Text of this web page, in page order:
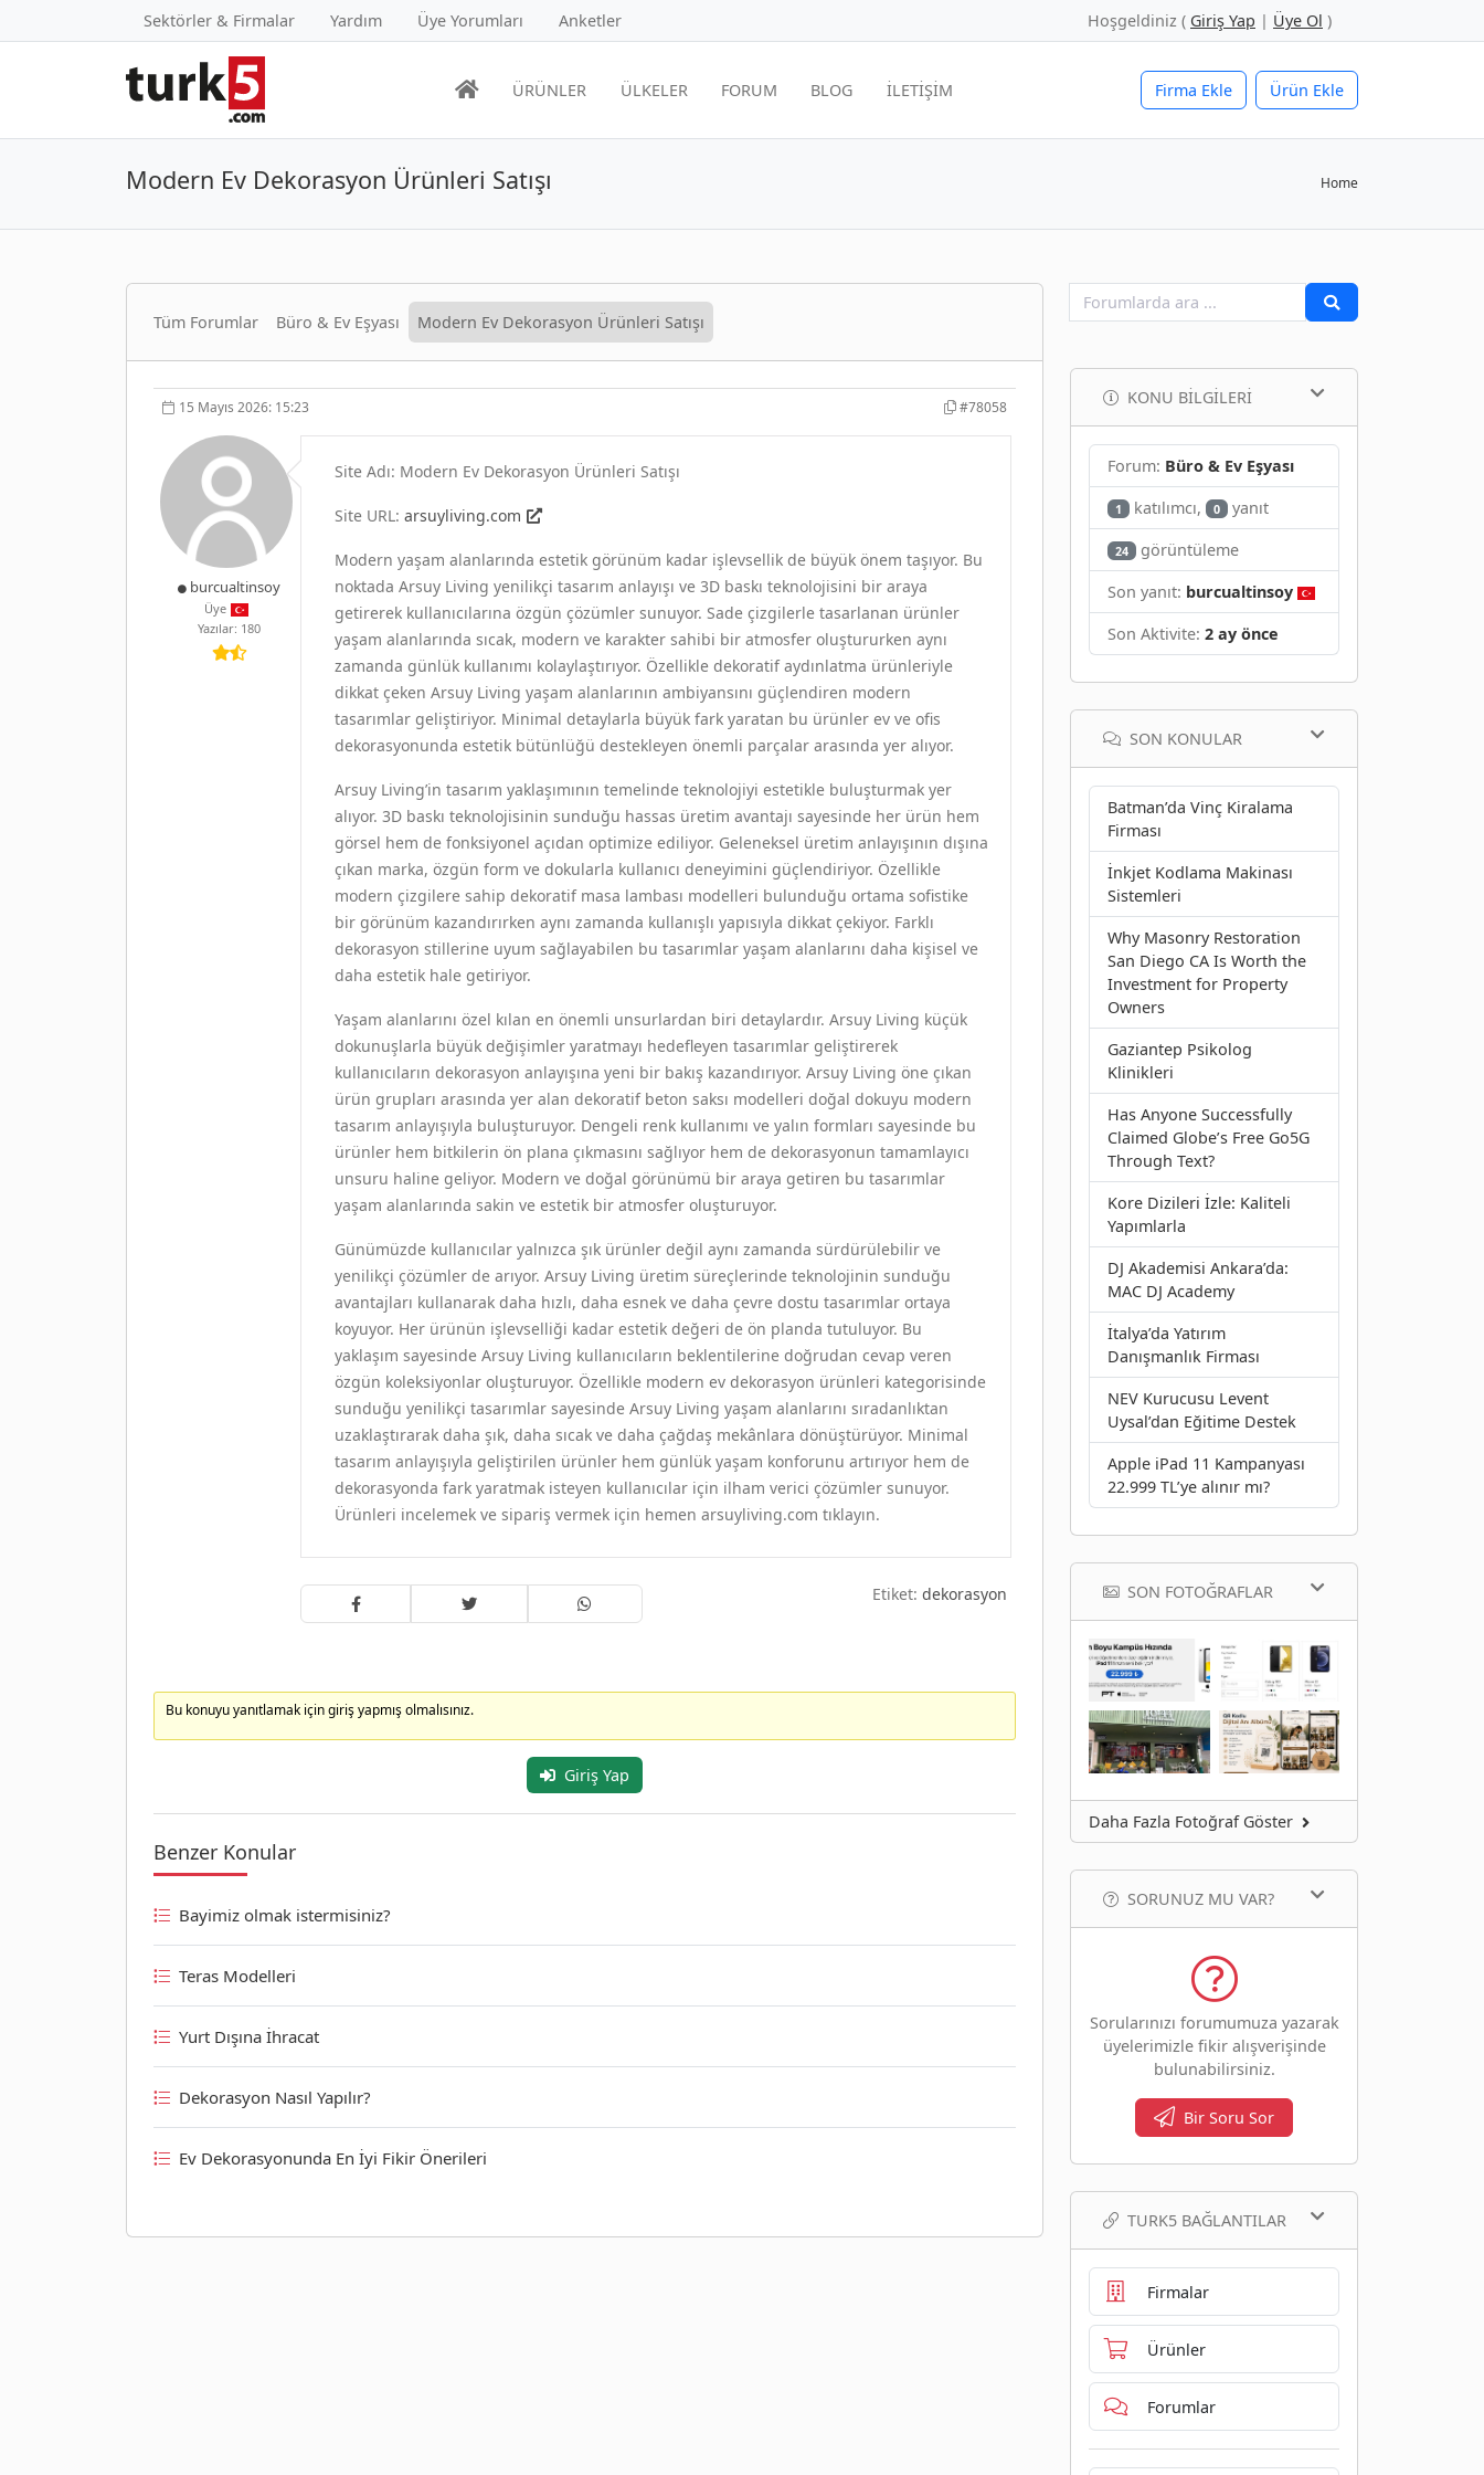
Sektörler & Firmalar Yardım Üye Yorumları Anketler Hoşgeldiniz ( Giriş Yap | Üye Ol )
Firma Ekle Ürün Ekle
ÜRÜNLER ÜLKELER FORUM BLOG İLETİŞİM
Modern Ev Dekorasyon Ürünleri Satışı Home
Tüm Forumlar Büro & Ev Eşyası Modern Ev Dekorasyon Ürünleri Satışı
15 Mayıs 2026: 15:23 #78058
burcualtinsoy
Üye
Yazılar: 180
Site Adı: Modern Ev Dekorasyon Ürünleri Satışı
Site URL: arsuyliving.com
Modern yaşam alanlarında estetik görünüm kadar işlevsellik de büyük önem taşıyor. Bu
noktada Arsuy Living yenilikçi tasarım anlayışı ve 3D baskı teknolojisini bir araya
getirerek kullanıcılarına özgün çözümler sunuyor. Sade çizgilerle tasarlanan ürünler
yaşam alanlarında sıcak, modern ve karakter sahibi bir atmosfer oluştururken aynı
zamanda günlük kullanımı kolaylaştırıyor. Özellikle dekoratif aydınlatma ürünleriyle
dikkat çeken Arsuy Living yaşam alanlarının ambiyansını güçlendiren modern
tasarımlar geliştiriyor. Minimal detaylarla büyük fark yaratan bu ürünler ev ve ofis
dekorasyonunda estetik bütünlüğü destekleyen önemli parçalar arasında yer alıyor.
Arsuy Living’in tasarım yaklaşımının temelinde teknolojiyi estetikle buluşturmak yer
alıyor. 3D baskı teknolojisinin sunduğu hassas üretim avantajı sayesinde her ürün hem
görsel hem de fonksiyonel açıdan optimize ediliyor. Geleneksel üretim anlayışının dışına
çıkan marka, özgün form ve dokularla kullanıcı deneyimini güçlendiriyor. Özellikle
modern çizgilere sahip dekoratif masa lambası modelleri bulunduğu ortama sofistike
bir görünüm kazandırırken aynı zamanda kullanışlı yapısıyla dikkat çekiyor. Farklı
dekorasyon stillerine uyum sağlayabilen bu tasarımlar yaşam alanlarını daha kişisel ve
daha estetik hale getiriyor.
Yaşam alanlarını özel kılan en önemli unsurlardan biri detaylardır. Arsuy Living küçük
dokunuşlarla büyük değişimler yaratmayı hedefleyen tasarımlar geliştirerek
kullanıcıların dekorasyon anlayışına yeni bir bakış kazandırıyor. Arsuy Living öne çıkan
ürün grupları arasında yer alan dekoratif beton saksı modelleri doğal dokuyu modern
tasarım anlayışıyla buluşturuyor. Dengeli renk kullanımı ve yalın formları sayesinde bu
ürünler hem bitkilerin ön plana çıkmasını sağlıyor hem de dekorasyonun tamamlayıcı
unsuru haline geliyor. Modern ve doğal görünümü bir araya getiren bu tasarımlar
yaşam alanlarında sakin ve estetik bir atmosfer oluşturuyor.
Günümüzde kullanıcılar yalnızca şık ürünler değil aynı zamanda sürdürülebilir ve
yenilikçi çözümler de arıyor. Arsuy Living üretim süreçlerinde teknolojinin sunduğu
avantajları kullanarak daha hızlı, daha esnek ve daha çevre dostu tasarımlar ortaya
koyuyor. Her ürünün işlevselliği kadar estetik değeri de ön planda tutuluyor. Bu
yaklaşım sayesinde Arsuy Living kullanıcıların beklentilerine doğrudan cevap veren
özgün koleksiyonlar oluşturuyor. Özellikle modern ev dekorasyon ürünleri kategorisinde
sunduğu yenilikçi tasarımlar sayesinde Arsuy Living yaşam alanlarını sıradanlıktan
uzaklaştırarak daha şık, daha sıcak ve daha çağdaş mekânlara dönüştürüyor. Minimal
tasarım anlayışıyla geliştirilen ürünler hem günlük yaşam konforunu artırıyor hem de
dekorasyonda fark yaratmak isteyen kullanıcılar için ilham verici çözümler sunuyor.
Ürünleri incelemek ve sipariş vermek için hemen arsuyliving.com tıklayın.
Etiket: dekorasyon
Bu konuyu yanıtlamak için giriş yapmış olmalısınız.
Giriş Yap
Benzer Konular
Bayimiz olmak istermisiniz?
Teras Modelleri
Yurt Dışına İhracat
Dekorasyon Nasıl Yapılır?
Ev Dekorasyonunda En İyi Fikir Önerileri
KONU BILGILERI
Forum: Büro & Ev Eşyası
1 katılımcı, 0 yanıt
24
görüntüleme
Son yanıt: burcualtinsoy
Son Aktivite: 2 ay önce
SON KONULAR
Batman’da Vinç Kiralama
Firması
İnkjet Kodlama Makinası
Sistemleri
Why Masonry Restoration
San Diego CA Is Worth the
Investment for Property
Owners
Gaziantep Psikolog
Klinikleri
Has Anyone Successfully
Claimed Globe’s Free Go5G
Through Text?
Kore Dizileri İzle: Kaliteli
Yapımlarla
DJ Akademisi Ankara’da:
MAC DJ Academy
İtalya’da Yatırım
Danışmanlık Firması
NEV Kurucusu Levent
Uysal’dan Eğitime Destek
Apple iPad 11 Kampanyası
22.999 TL’ye alınır mı?
SON FOTOĞRAFLAR
Daha Fazla Fotoğraf Göster
SORUNUZ MU VAR?
Sorularınızı forumumuza yazarak
üyelerimizle fikir alışverişinde
bulunabilirsiniz.
Bir Soru Sor
TURK5 BAĞLANTILAR
Firmalar
Ürünler
Forumlar